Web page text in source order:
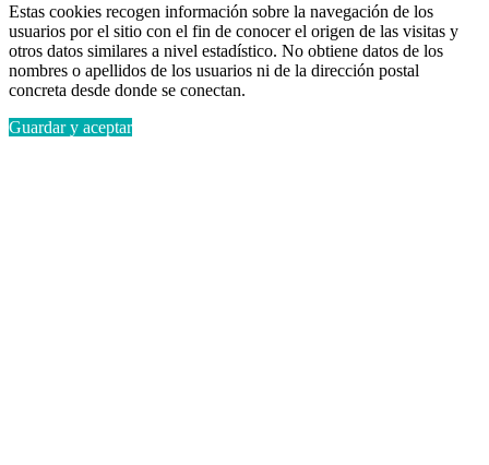
Estas cookies recogen información sobre la navegación de los
usuarios por el sitio con el fin de conocer el origen de las visitas y
otros datos similares a nivel estadístico. No obtiene datos de los
nombres o apellidos de los usuarios ni de la dirección postal
concreta desde donde se conectan.
Guardar y aceptar